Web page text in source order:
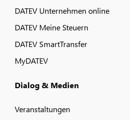
DATEV Unternehmen online
DATEV Meine Steuern
DATEV SmartTransfer
MyDATEV
Dialog & Medien
Veranstaltungen